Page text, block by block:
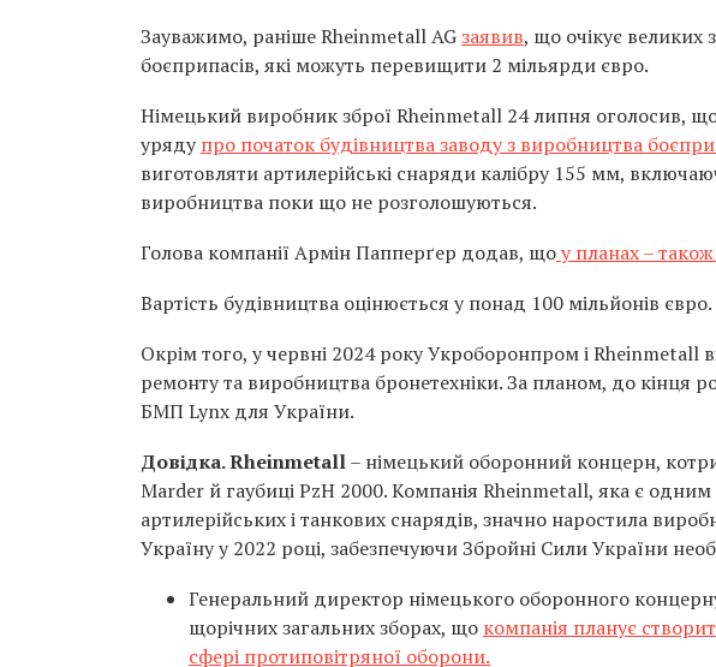
Зауважимо, раніше Rheinmetall AGзаявив, що очікує великих
боєприпасів, які можуть перевищити 2 мільярди євро.
Німецький виробник зброї Rheinmetall 24 липня оголосив,
урядупро початок будівництва заводу з виробництва
виготовляти артилерійські снаряди калібру 155 мм,
виробництва поки що не розголошуються.
Голова компанії Армін Папперґер додав, щоу планах –
Вартість будівництва оцінюється у понад 100 мільйонів євро.
Окрім того, у червні 2024 року Укроборонпром і Rheinmetall
ремонту та виробництва бронетехніки. За планом, до кінця
БМП Lynx для України.
Довідка.Rheinmetall– німецький оборонний концерн,
Marder й гаубиці PzH 2000. Компанія Rheinmetall, яка є одним
артилерійських і танкових снарядів, значно наростила
Україну у 2022 році, забезпечуючи Збройні Сили України
Генеральний директор німецького оборонного
щорічних загальних зборах, що компанія планує
сфері протиповітряної оборони.